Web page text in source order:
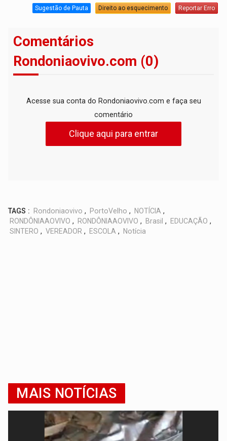
Sugestão de Pauta Direito ao esquecimento Reportar Erro
Comentários
Rondoniaovivo.com (0)
Acesse sua conta do Rondoniaovivo.com e faça seu
comentário
Clique aqui para entrar
TAGS : Rondoniaovivo , PortoVelho , NOTÍCIA ,
RONDÔNIAAOVIVO , RONDÔNIAAOVIVO , Brasil , EDUCAÇÃO ,
SINTERO , VEREADOR , ESCOLA , Notícia
MAIS NOTÍCIAS